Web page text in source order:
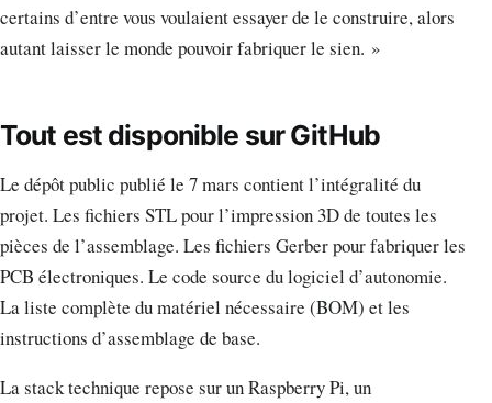
certains d’entre vous voulaient essayer de le construire, alors
autant laisser le monde pouvoir fabriquer le sien. »
Tout est disponible sur GitHub
Le dépôt public publié le 7 mars contient l’intégralité du
projet. Les fichiers STL pour l’impression 3D de toutes les
pièces de l’assemblage. Les fichiers Gerber pour fabriquer les
PCB électroniques. Le code source du logiciel d’autonomie.
La liste complète du matériel nécessaire (BOM) et les
instructions d’assemblage de base.
La stack technique repose sur un Raspberry Pi, un